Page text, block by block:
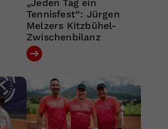
„Jeden Tag ein
Tennisfest“: Jürgen
Melzers Kitzbühel-
Zwischenbilanz